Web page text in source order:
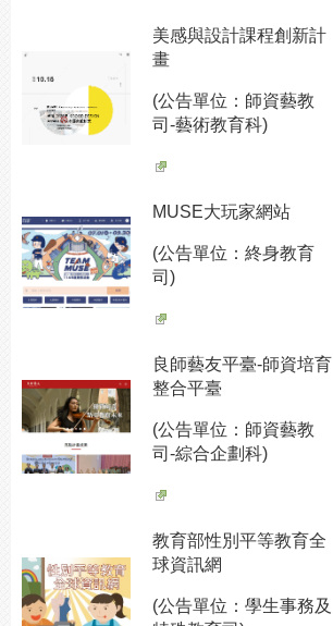
美感與設計課程創新計
畫
(公告單位：師資藝教
司-藝術教育科)
MUSE大玩家網站
(公告單位：終身教育
司)
良師藝友平臺-師資培育
整合平臺
(公告單位：師資藝教
司-綜合企劃科)
教育部性別平等教育全
球資訊網
(公告單位：學生事務及